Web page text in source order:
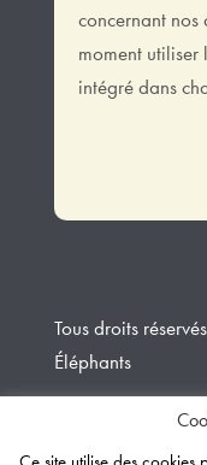
concernant nos
moment
intégré dans
Tous droits
Éléphants